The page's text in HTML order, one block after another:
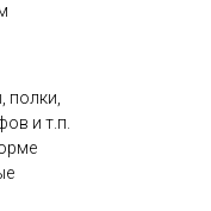
полки,
и т.п.